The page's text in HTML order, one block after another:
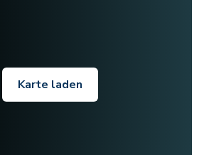
Karte laden